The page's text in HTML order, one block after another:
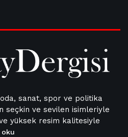
sanat, spor ve politika
seçkin ve sevilen isimleriyle
yüksek resim kalitesiyle
oku